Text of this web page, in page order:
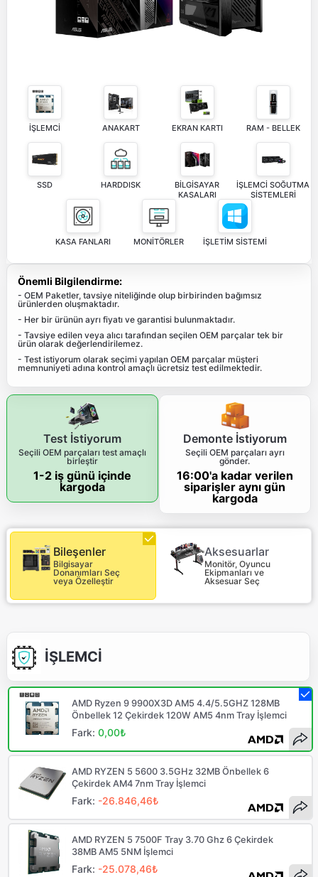
İŞLEMCİ ANAKART EKRAN KARTI RAM - BELLEK
SSD HARDDISK
BİLGİSAYAR
KASALARI
İŞLEMCİ SOĞUTMA
SİSTEMLERİ
KASA FANLARI MONİTÖRLER İŞLETİM SİSTEMİ
Önemli Bilgilendirme:
- OEM Paketler, tavsiye niteliğinde olup birbirinden bağımsız
ürünlerden oluşmaktadır.
- Her bir ürünün ayrı fiyatı ve garantisi bulunmaktadır.
- Tavsiye edilen veya alıcı tarafından seçilen OEM parçalar tek bir
ürün olarak değerlendirilemez.
- Test istiyorum olarak seçimi yapılan OEM parçalar müşteri
memnuniyeti adına kontrol amaçlı ücretsiz test edilmektedir.
Test İstiyorum
Seçili OEM parçaları test amaçlı
birleştir
1-2 iş günü içinde
kargoda
Demonte İstiyorum
Seçili OEM parçaları ayrı
gönder.
16:00'a kadar verilen
siparişler aynı gün
kargoda
Bileşenler
Bilgisayar
Donanımları Seç
veya Özelleştir
Aksesuarlar
Monitör, Oyuncu
Ekipmanları ve
Aksesuar Seç
İŞLEMCİ
AMD Ryzen 9 9900X3D AM5 4.4/5.5GHZ 128MB
Önbellek 12 Çekirdek 120W AM5 4nm Tray İşlemci
Fark:0,00₺
AMD RYZEN 5 5600 3.5GHz 32MB Önbellek 6
Çekirdek AM4 7nm Tray İşlemci
Fark: -26.846,46₺
AMD RYZEN 5 7500F Tray 3.70 Ghz 6 Çekirdek
38MB AM5 5NM İşlemci
Fark: -25.078,46₺